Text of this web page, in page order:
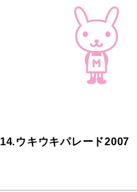
14.ウキウキパレード2007